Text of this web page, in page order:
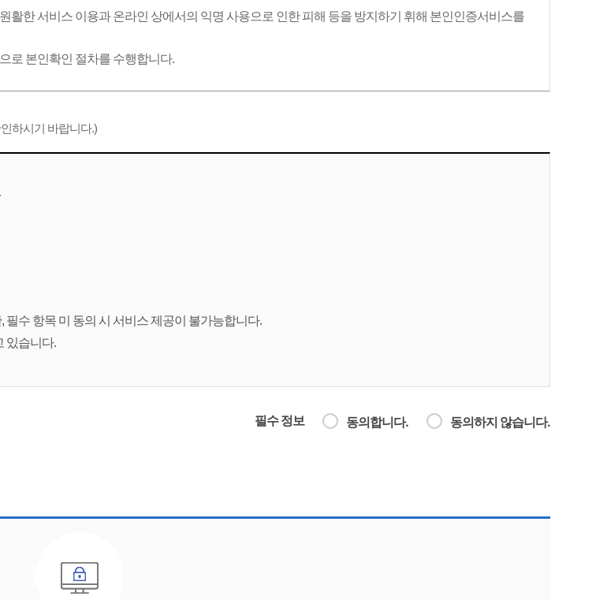
활한 서비스 이용과 온라인 상에서의 익명 사용으로 인한 피해 등을 방지하기 휘해 본인인증서비스를
으로 본인확인 절차를 수행합니다.
하시기 바랍니다.)
수 항목 미 동의 시 서비스 제공이 불가능합니다.
있습니다.
필수 정보 동의합니다. 동의하지 않습니다.